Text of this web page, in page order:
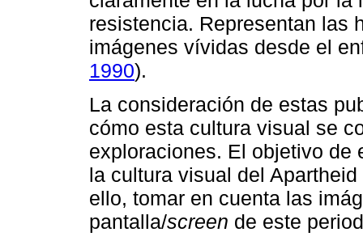
resistencia. Representan las
imágenes vívidas desde el
1990).
La consideración de estas
cómo esta cultura visual se
exploraciones. El objetivo de
la cultura visual del
ello, tomar en cuenta las
pantalla/screen de este